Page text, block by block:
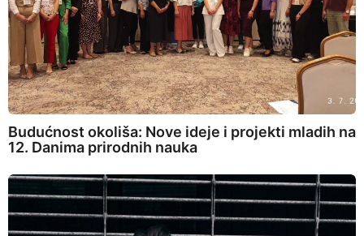
Budućnost okoliša: Nove ideje i projekti mladih na
12. Danima prirodnih nauka